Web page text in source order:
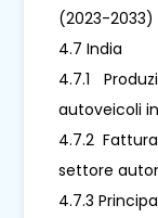
(2023-2033)
4.7 India
4.7.1
autoveicoli
4.7.2
settore
4.7.3